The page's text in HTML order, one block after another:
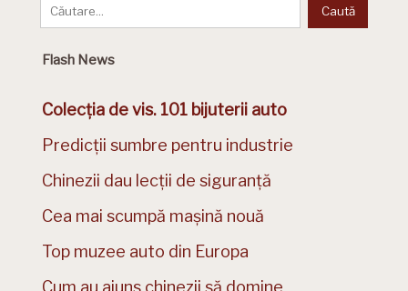
Flash News
Colecția de vis. 101 bijuterii auto
Predicții sumbre pentru industrie
Chinezii dau lecții de siguranță
Cea mai scumpă mașină nouă
Top muzee auto din Europa
Cum au ajuns chinezii să domine